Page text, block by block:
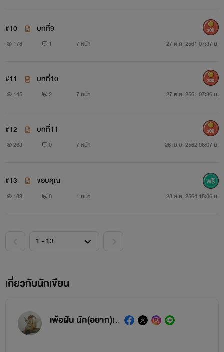
#10 บทที่9
178 1 7 หน้า 27 ต.ค. 2561 07:37 น.
300
#11 บทที่10
145 2 7 หน้า 27 ต.ค. 2561 07:36 น.
300
#12 บทที่11
263 0 7 หน้า 26 เม.ย. 2562 08:07 น.
300
#13 ขอบคุณ
183 0 1 หน้า 28 ส.ค. 2564 15:06 น.
เกี่ยวกับนักเขียน
เพ้อฝัน นัก(อยาก)เขียน